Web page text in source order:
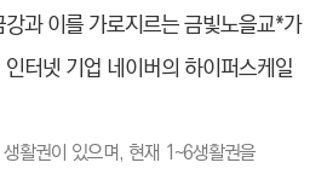
과 이를 가로지르는 금빛노을교*가
터넷 기업 네이버의 하이퍼스케일
활권이 있으며, 현재 1~6생활권을